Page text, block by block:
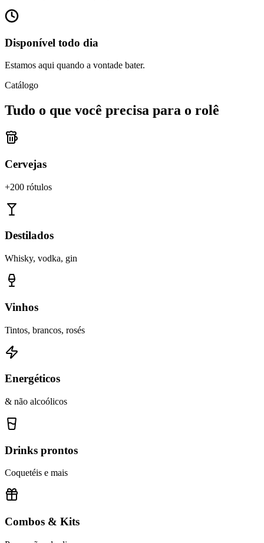
Disponível todo dia
Estamos aqui quando a vontade bater.
Catálogo
Tudo o que você precisa para o rolê
Cervejas
+200 rótulos
Destilados
Whisky, vodka, gin
Vinhos
Tintos, brancos, rosés
Energéticos
& não alcoólicos
Drinks prontos
Coquetéis e mais
Combos & Kits